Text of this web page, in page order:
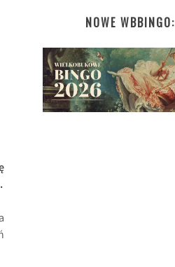
NOWE WBBINGO: